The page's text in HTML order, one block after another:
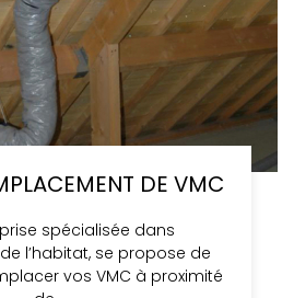
DE VMC
spécialisée dans
l’habitat, se propose de
vos VMC à proximité